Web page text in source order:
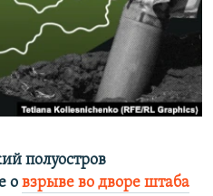
полуостров
о взрыве во дворе штаба